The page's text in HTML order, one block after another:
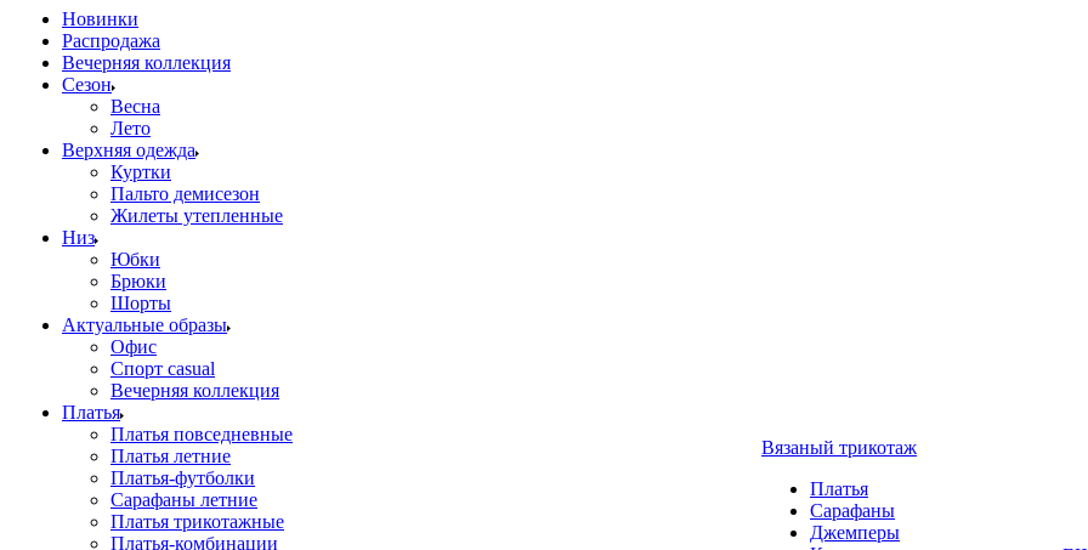
Новинки
Распродажа
Вечерняя коллекция
Сезон
Весна
Лето
Верхняя одежда
Куртки
Пальто демисезон
Жилеты утепленные
Низ
Юбки
Брюки
Шорты
Актуальные образы
Офис
Спорт casual
Вечерняя коллекция
Платья
Платья повседневные
Платья летние
Платья-футболки
Сарафаны летние
Платья трикотажные
Платья-комбинации
Вязаный трикотаж
Платья
Сарафаны
Джемперы